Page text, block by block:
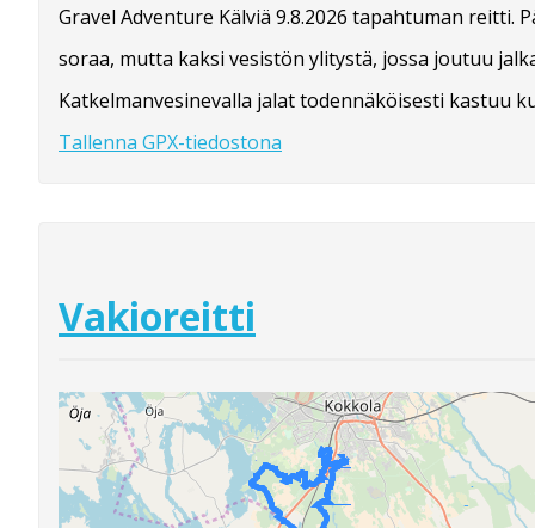
Gravel Adventure Kälviä 9.8.2026 tapahtuman reitti.
soraa, mutta kaksi vesistön ylitystä, jossa joutuu
Katkelmanvesinevalla jalat todennäköisesti kastuu
Tallenna GPX-tiedostona
Vakioreitti